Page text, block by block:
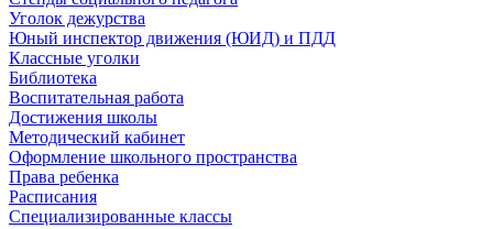
Уголок дежурства
Юный инспектор движения (ЮИД) и ПДД
Классные уголки
Библиотека
Воспитательная работа
Достижения школы
Методический кабинет
Оформление школьного пространства
Права ребенка
Расписания
Специализированные классы